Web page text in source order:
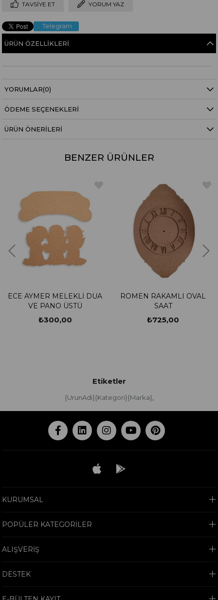
TAVSIYE ET YORUM YAZ
Telegram
ÜRÜN ÖZELLIKLERI
YORUMLAR(0)
ÖDEME SEÇENEKLERI
ÜRÜN ÖNERILERI
BENZER ÜRÜNLER
DUA
ROMEN RAKAMLI OVAL
TENEKE
Etiketler
{UrunAdi}{Kategori}{Marka},
KURUMSAL
POPÜLER KATEGORİLER
ALIŞVERİŞ
DESTEK